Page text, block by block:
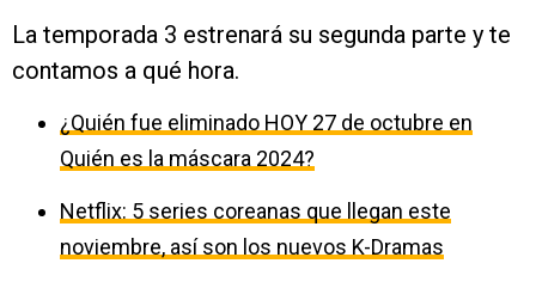
La temporada 3 estrenará su segunda parte y te
contamos a qué hora.
¿Quién fue eliminado HOY 27 de octubre en
Quién es la máscara 2024?
Netflix: 5 series coreanas que llegan este
noviembre, así son los nuevos K-Dramas